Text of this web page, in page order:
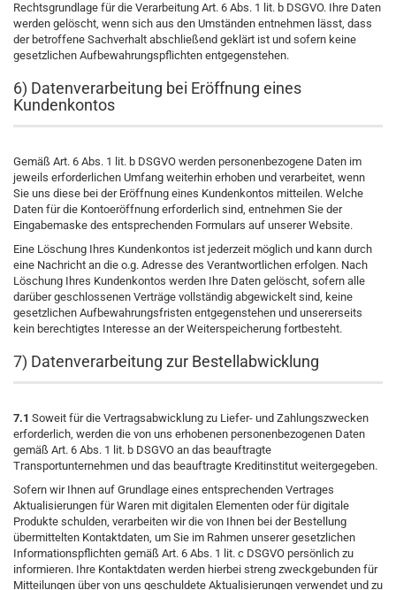
Rechtsgrundlage für die Verarbeitung Art. 6 Abs. 1 lit. b DSGVO. Ihre Daten
werden gelöscht, wenn sich aus den Umständen entnehmen lässt, dass
der betroffene Sachverhalt abschließend geklärt ist und sofern keine
gesetzlichen Aufbewahrungspflichten entgegenstehen.
6) Datenverarbeitung bei Eröffnung eines
Kundenkontos
Gemäß Art. 6 Abs. 1 lit. b DSGVO werden personenbezogene Daten im
jeweils erforderlichen Umfang weiterhin erhoben und verarbeitet, wenn
Sie uns diese bei der Eröffnung eines Kundenkontos mitteilen. Welche
Daten für die Kontoeröffnung erforderlich sind, entnehmen Sie der
Eingabemaske des entsprechenden Formulars auf unserer Website.
Eine Löschung Ihres Kundenkontos ist jederzeit möglich und kann durch
eine Nachricht an die o.g. Adresse des Verantwortlichen erfolgen. Nach
Löschung Ihres Kundenkontos werden Ihre Daten gelöscht, sofern alle
darüber geschlossenen Verträge vollständig abgewickelt sind, keine
gesetzlichen Aufbewahrungsfristen entgegenstehen und unsererseits
kein berechtigtes Interesse an der Weiterspeicherung fortbesteht.
7) Datenverarbeitung zur Bestellabwicklung
7.1 Soweit für die Vertragsabwicklung zu Liefer- und Zahlungszwecken
erforderlich, werden die von uns erhobenen personenbezogenen Daten
gemäß Art. 6 Abs. 1 lit. b DSGVO an das beauftragte
Transportunternehmen und das beauftragte Kreditinstitut weitergegeben.
Sofern wir Ihnen auf Grundlage eines entsprechenden Vertrages
Aktualisierungen für Waren mit digitalen Elementen oder für digitale
Produkte schulden, verarbeiten wir die von Ihnen bei der Bestellung
übermittelten Kontaktdaten, um Sie im Rahmen unserer gesetzlichen
Informationspflichten gemäß Art. 6 Abs. 1 lit. c DSGVO persönlich zu
informieren. Ihre Kontaktdaten werden hierbei streng zweckgebunden für
Mitteilungen über von uns geschuldete Aktualisierungen verwendet und zu